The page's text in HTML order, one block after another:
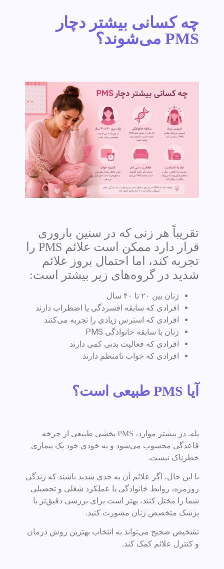
چه کسانی بیشتر دچار
PMS می‌شوند؟
تقریباً هر زنی که در سنین باروری
قرار دارد ممکن است علائم PMS را
تجربه کند، اما احتمال بروز علائم
شدید در گروه‌های زیر بیشتر است:
زنان بین ۲۰ تا ۴۰ سال
افرادی که سابقه افسردگی یا اضطراب دارند
افرادی که استرس زیادی را تجربه می‌کنند
زنان با سابقه خانوادگی PMS
افرادی که فعالیت بدنی کمی دارند
افرادی که خواب نامنظم دارند
آیا PMS طبیعی است؟
بله. در بیشتر موارد، PMS بخشی طبیعی از چرخه
قاعدگی محسوب می‌شود و به خودی خود یک بیماری
خطرناک نیست.
با این حال، اگر علائم آن به حدی شدید باشند که زندگی
روزمره، روابط خانوادگی یا عملکرد شغلی و تحصیلی
شما را مختل کنند، بهتر است برای بررسی دقیق‌تر با
پزشک متخصص زنان مشورت کنید.
تشخیص صحیح می‌تواند به انتخاب بهترین روش درمان
و کنترل علائم کمک کند.